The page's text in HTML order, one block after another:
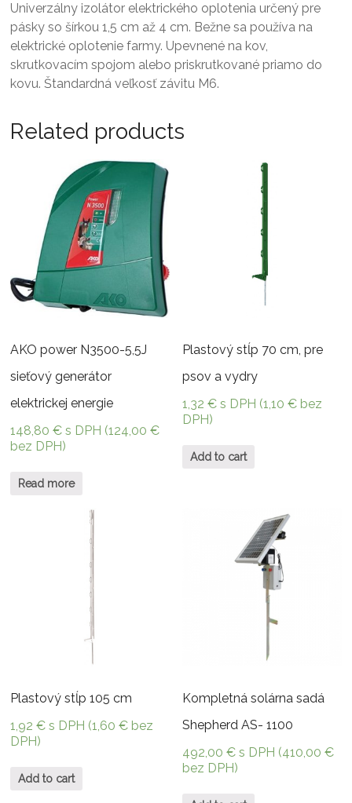
Univerzálny izolátor elektrického oplotenia určený pre
pásky so šírkou 1,5 cm až 4 cm. Bežne sa používa na
elektrické oplotenie farmy. Upevnené na kov,
skrutkovacím spojom alebo priskrutkované priamo do
kovu.Štandardná veľkosť závitu M6.
Related products
AKO power N3500-5,5J
sieťový generátor
elektrickej energie
148,80€ s DPH (124,00€
bez DPH)
Read more
Plastový stĺp 70 cm, pre
psov a vydry
1,32€ s DPH (1,10€ bez
DPH)
Add to cart
Plastový stĺp 105 cm
1,92€ s DPH (1,60€ bez
DPH)
Add to cart
Kompletná solárna sadá
Shepherd AS- 1100
492,00€ s DPH (410,00€
bez DPH)